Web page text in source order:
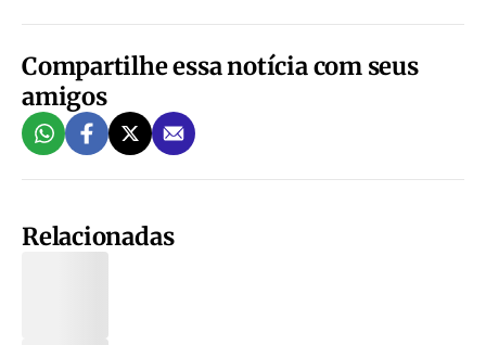
Compartilhe essa notícia com seus
amigos
Relacionadas